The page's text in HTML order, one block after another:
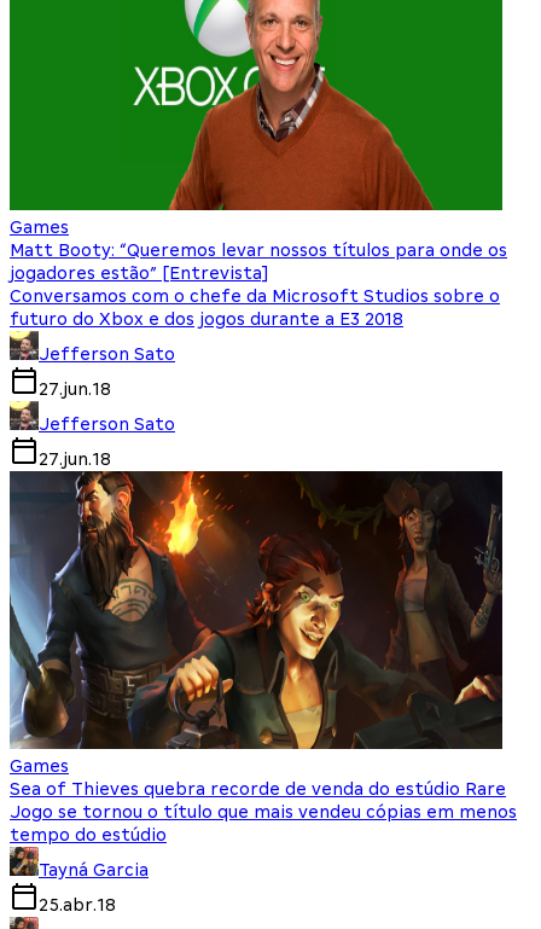
Games
Matt Booty: “Queremos levar nossos títulos para onde os
jogadores estão” [Entrevista]
Conversamos com o chefe da Microsoft Studios sobre o
futuro do Xbox e dos jogos durante a E3 2018
Jefferson Sato
27.jun.18
Jefferson Sato
27.jun.18
Games
Sea of Thieves quebra recorde de venda do estúdio Rare
Jogo se tornou o título que mais vendeu cópias em menos
tempo do estúdio
Tayná Garcia
25.abr.18